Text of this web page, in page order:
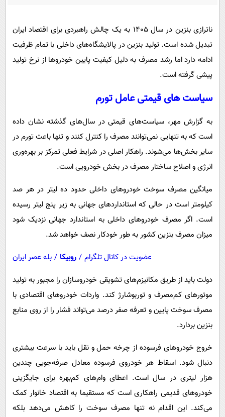
گوناگون
بین الملل
اجتماعی
حیات وحش
آشپزی
ناترازی بنزین در سال ۱۴۰۵ به یک چالش راهبردی برای اقتصاد ایران
تبدیل شده است. تولید بنزین در پالایشگاه‌های داخلی با تمام ظرفیت
ادامه دارد اما رشد مصرف به دلیل کیفیت پایین خودروها از نرخ تولید
پیشی گرفته است.
سیاست های قیمتی عامل تورم
به گزارش مهر، سیاست‌های قیمتی در سال‌های گذشته نشان داده
است که به تنهایی نمی‌توانند مصرف را کنترل کنند و تنها باعث تورم در
سایر بخش‌ها می‌شوند. راهکار اصلی در شرایط فعلی تمرکز بر بهره‌وری
انرژی و اصلاح ساختار مصرف در بخش خودرویی است.
میانگین مصرف سوخت خودروهای داخلی حدود ده لیتر در هر صد
کیلومتر است در حالی که استانداردهای جهانی به زیر پنج لیتر رسیده
است. اگر مصرف خودروهای داخلی به استاندارد جهانی نزدیک شود
میزان مصرف بنزین کشور به طور خودکار نصف خواهد شد.
عضویت در کانال تلگرام / روبیکا / بله عصر ایران
دولت باید از طریق مکانیزم‌های تشویقی خودروسازان را مجبور به تولید
موتورهای کم‌مصرف و توربوشارژ کند. واردات خودروهای اقتصادی با
مصرف سوخت پایین و تعرفه صفر درصد می‌تواند فشار را از روی منابع
بنزین بردارد.
خروج خودروهای فرسوده از چرخه حمل و نقل باید با سرعت بیشتری
دنبال شود. اسقاط هر خودروی فرسوده معادل صرفه‌جویی چندین
هزار لیتری در سال است. اعطای وام‌های کم‌بهره برای جایگزینی
خودروهای قدیمی راهکاری است که مستقیما به اقتصاد خانوار کمک
می‌کند. این اقدام نه تنها مصرف سوخت را کاهش می‌دهد بلکه